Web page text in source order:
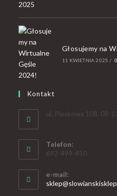
Głosujemy na
11 KWIETNIA 2025 /
Kontakt
ul. Piaskowa 108, 08-
Telefon:
692-499-450
e-mail: